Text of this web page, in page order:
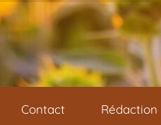
Contact Rédaction